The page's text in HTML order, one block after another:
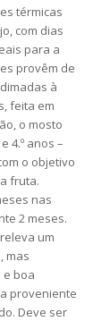
térmicas
com dias
para a
provêm de
à
feita em
o mosto
4.º anos –
o objetivo
fruta.
nas
2 meses.
um
mas
e boa
proveniente
Deve ser